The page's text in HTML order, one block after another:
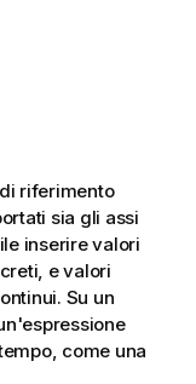
riferimento
sia gli assi
inserire valori
e valori
Su un
come una